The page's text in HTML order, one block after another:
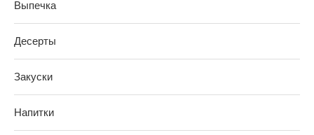
Выпечка
Десерты
Закуски
Напитки